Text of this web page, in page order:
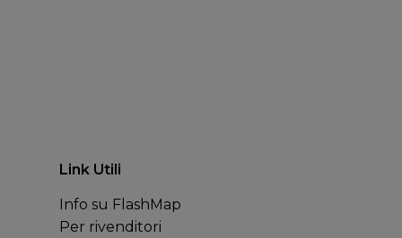
Link Utili
Info su FlashMap
Per rivenditori